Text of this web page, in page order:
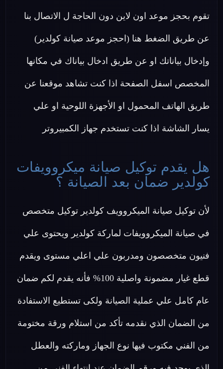
تقوم بحجز موعد اون لاين دون الحاجة ل الاتصال بنا
عن طريق الضغط هنا (احجز موعد صيانة كولدير)
وإدخال بياناتك او عن طريق ادخال بياناك في مكانها
المخصص اسفل الصفحة اذا كنت تشاهد موقعنا عن
طريق الهاتف المحمول او الأجهزة اللوحية او علي
يسار الشاشة اذا كنت تستخدم جهاز الكمبيروتر
هل يقدم توكيل صيانة ميكروويفات
كولدير ضمان بعد الصيانة ؟
لأن توكيل صيانة الميكروويف كولدير توكيل متخصص
في صيانة الميكروويفات لماركة كولدير ويحتوى علي
فنيون متخصصون ومدربون علي اعلي مستوى ويقدم
قطع غيار مضمونة واصلية 100% فأنه يقدم لكم ضمان
عام كامل علي عملية الصيانة ولكى تستطيع الاستفادة
من الضمان الذي نقدمه تأكد من استلام ورقة مختومة
من الفني مكتوب فيها نوع الجهاز وماركته والعطل